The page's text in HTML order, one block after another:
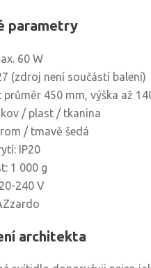
parametry
60 W
(zdroj není součástí balení)
průměr 450 mm, výška až
/ plast / tkanina
/ tmavě šedá
IP20
1 000 g
240 V
architekta